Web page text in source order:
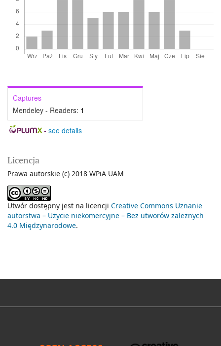
Captures
Mendeley - Readers: 1
- see details
Licencja
Prawa autorskie (c) 2018 WPiA UAM
Utwór dostępny jest na licencji Creative Commons Uznanie
autorstwa – Użycie niekomercyjne – Bez utworów zależnych
4.0 Międzynarodowe.